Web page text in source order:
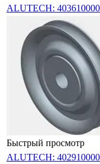
ALUTECH:
Быстрый просмотр
ALUTECH: